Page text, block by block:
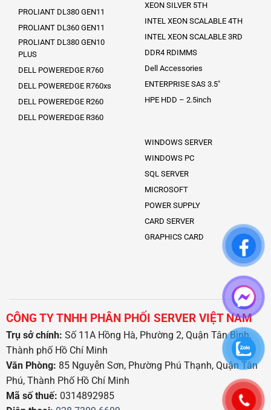
PROLIANT DL380 GEN11
PROLIANT DL360 GEN11
PROLIANT DL380 GEN10
PLUS
DELL POWEREDGE R760
DELL POWEREDGE R760xs
DELL POWEREDGE R260
DELL POWEREDGE R360
XEON SILVER 5TH
INTEL XEON SCALABLE 4TH
INTEL XEON SCALABLE 3RD
DDR4 RDIMMS
Dell Accessories
ENTERPRISE SAS 3.5″
HPE HDD – 2.5inch
WINDOWS SERVER
WINDOWS PC
SQL SERVER
MICROSOFT
POWER SUPPLY
CARD SERVER
GRAPHICS CARD
CÔNG TY TNHH PHÂN PHỐI SERVER VIỆT NAM
Trụ sở chính: Số 11A Hồng Hà, Phường 2, Quận Tân Bình,
Thành phố Hồ Chí Minh
Văn Phòng: 85 Nguyễn Sơn, Phường Phú Thạnh, Quận Tân
Phú, Thành Phố Hồ Chí Minh
Mã số thuế: 0314892985